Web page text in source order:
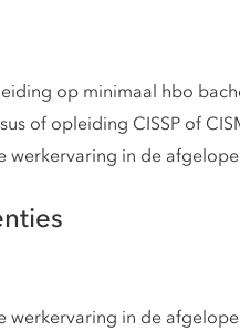
op minimaal hbo
of opleiding CISSP of
in de
in de